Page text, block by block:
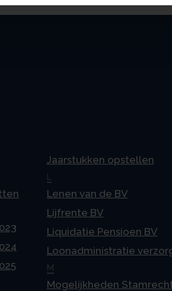
Jaarstukken opstellen
Lenen van de BV
Lijfrente BV
Liquidatie Pensioen BV
Loonadministratie
M
Mogelijkheden